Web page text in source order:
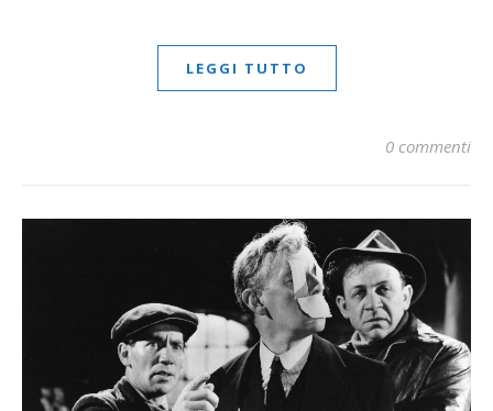
LEGGI TUTTO
0 commenti